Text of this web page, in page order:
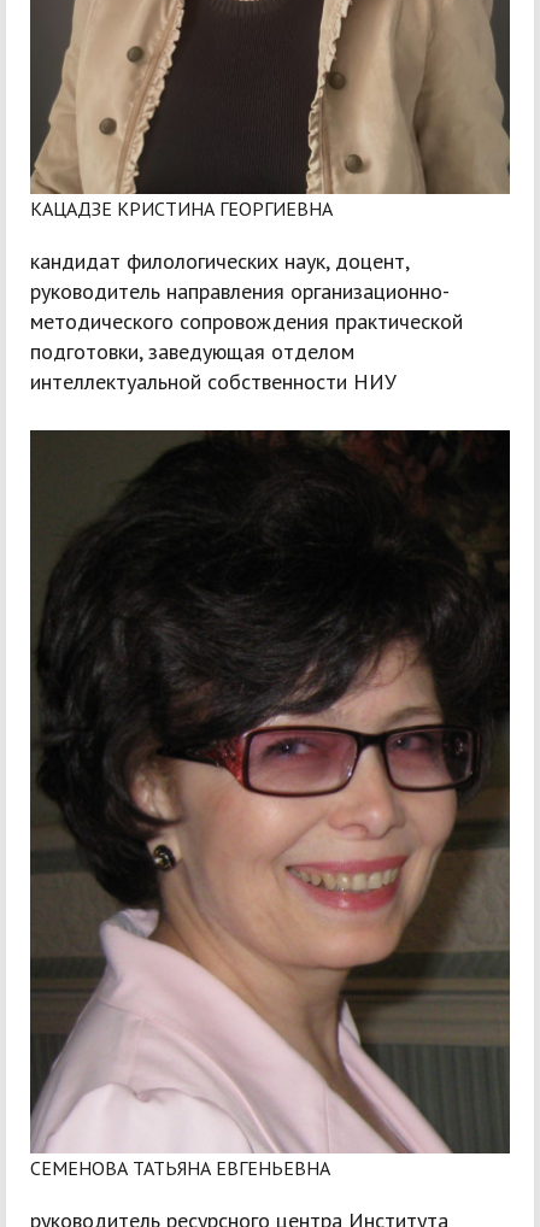
КАЦАДЗЕ КРИСТИНА ГЕОРГИЕВНА
кандидат филологических наук, доцент,
руководитель направления организационно-
методического сопровождения практической
подготовки, заведующая отделом
интеллектуальной собственности НИУ
СЕМЕНОВА ТАТЬЯНА ЕВГЕНЬЕВНА
руководитель ресурсного центра Института